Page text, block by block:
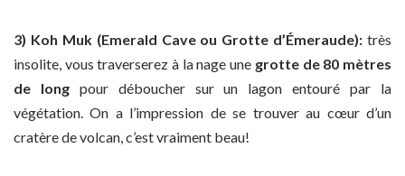
3) Koh Muk (Emerald Cave ou Grotte d’Émeraude): très
insolite, vous traverserez à la nage une grotte de 80 mètres
de longpour déboucher sur un lagon entouré par la
végétation. On a l’impression de se trouver au cœur d’un
cratère de volcan, c’est vraiment beau!